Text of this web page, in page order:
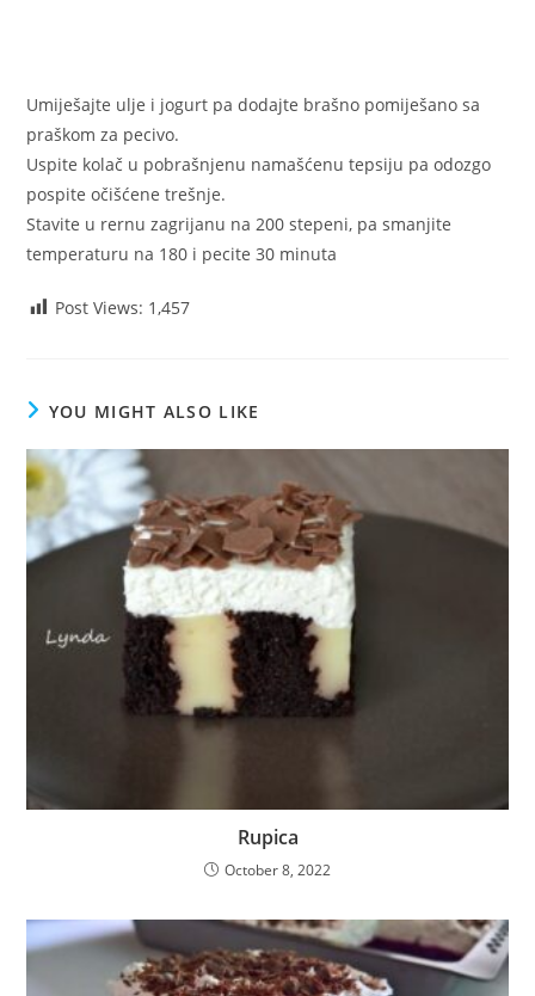
Umiješajte ulje i jogurt pa dodajte brašno pomiješano sa
praškom za pecivo.
Uspite kolač u pobrašnjenu namašćenu tepsiju pa odozgo
pospite očišćene trešnje.
Stavite u rernu zagrijanu na 200 stepeni, pa smanjite
temperaturu na 180 i pecite 30 minuta
Post Views: 1,457
YOU MIGHT ALSO LIKE
Rupica
October 8, 2022